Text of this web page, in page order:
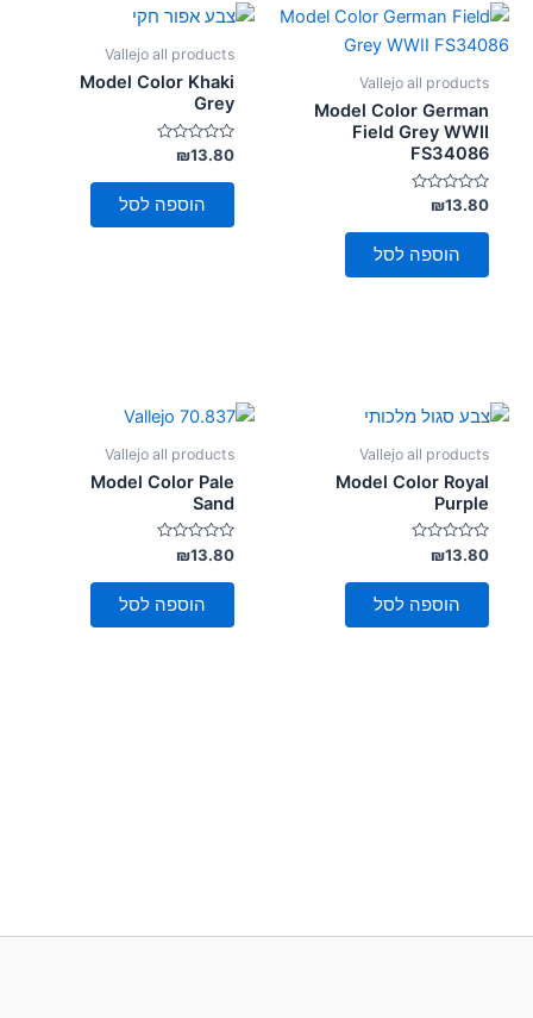
Vallejo all products
Model Color German
Field Grey WWII
FS34086
דורג
0
מתוך
₪13.80
הוספה לסל
Vallejo all products
Model Color Khaki
Grey
דורג
0
מתוך
₪13.80
הוספה לסל
Vallejo all products
Model Color Royal
Purple
דורג
0
מתוך
₪13.80
הוספה לסל
Vallejo all products
Model Color Pale
Sand
דורג
0
מתוך
₪13.80
הוספה לסל